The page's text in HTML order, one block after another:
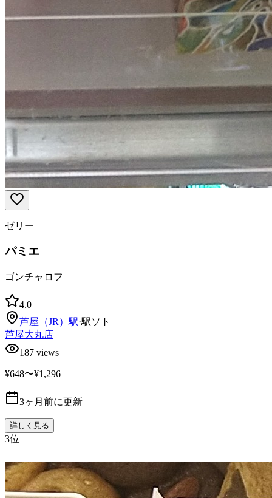
ゼリー
パミエ
ゴンチャロフ
4.0
芦屋（JR） 駅·駅ソト
芦屋大丸店
187 views
¥648〜¥1,296
3ヶ月前に更新
詳しく見る
3位